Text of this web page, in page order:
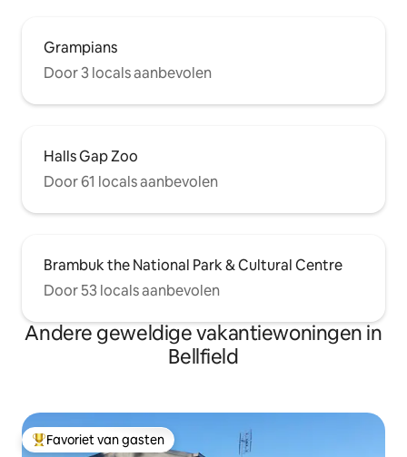
Grampians
Door 3 locals aanbevolen
Halls Gap Zoo
Door 61 locals aanbevolen
Brambuk the National Park & Cultural Centre
Door 53 locals aanbevolen
Andere geweldige vakantiewoningen in
Bellfield
Topfavoriet van gasten
Favoriet van gasten